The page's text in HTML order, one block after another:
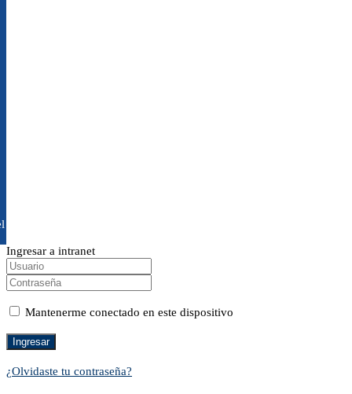
Ingresar a intranet
Mantenerme conectado en este dispositivo
¿Olvidaste tu contraseña?